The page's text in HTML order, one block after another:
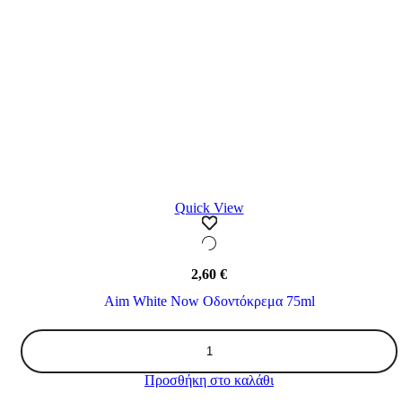
Quick View
2,60 €
Aim White Now Οδοντόκρεμα 75ml
White
Now
Οδοντόκρεμα
Προσθήκη στο καλάθι